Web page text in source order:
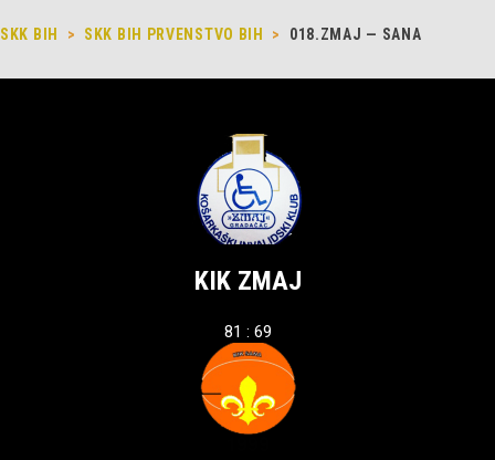
SKK BIH > SKK BIH PRVENSTVO BIH > 018.ZMAJ — SANA
KIK ZMAJ
81 : 69